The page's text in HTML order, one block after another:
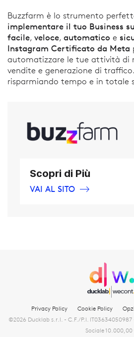
Buzzfarm è lo strumento
implementare il tuo Business
facile, veloce, automatico e
Instagram Certificato da Meta
automatizzare le tue attività di
vendite e generazione di
risparmiando tempo e in totale
Scopri di Più
VAI AL SITO
Privacy Policy Cookie Policy
©2026 Ducklab s.r.l. - C.F./P.I. IT03634050987
Sociale 10.000,00